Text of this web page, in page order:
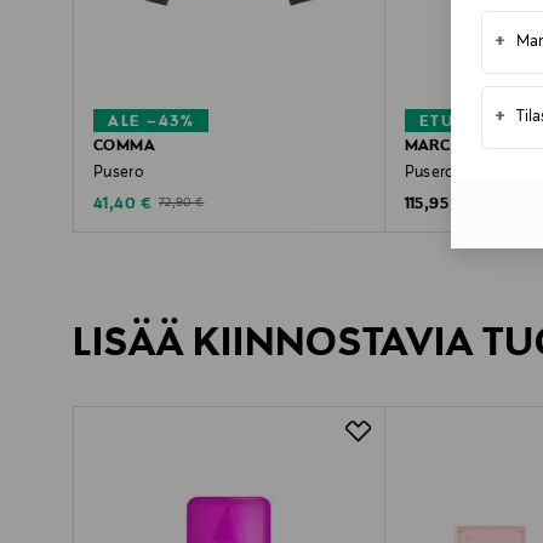
+
+
ALE –43%
COMMA
Pusero
Discounted Price
41,40 € Original Price
72,90 €
MARC O'POLO
Pusero
Original Price
115,95 €
LISÄÄ KIINNOSTAVIA